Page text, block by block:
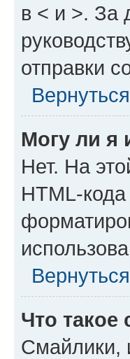
в < и >. За
отправки
Могу ли я
Нет. На
HTML-
Что такое
Смайлики,